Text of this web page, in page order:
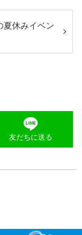
夏休みイベン
友だちに送る